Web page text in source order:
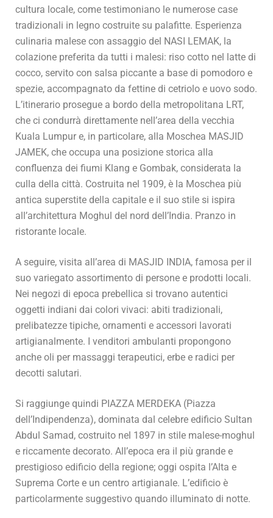
cultura locale, come testimoniano le numerose case
tradizionali in legno costruite su palafitte. Esperienza
culinaria malese con assaggio del NASI LEMAK, la
colazione preferita da tutti i malesi: riso cotto nel latte di
cocco, servito con salsa piccante a base di pomodoro e
spezie, accompagnato da fettine di cetriolo e uovo sodo.
L’itinerario prosegue a bordo della metropolitana LRT,
che ci condurrà direttamente nell’area della vecchia
Kuala Lumpur e, in particolare, alla Moschea MASJID
JAMEK, che occupa una posizione storica alla
confluenza dei fiumi Klang e Gombak, considerata la
culla della città. Costruita nel 1909, è la Moschea più
antica superstite della capitale e il suo stile si ispira
all’architettura Moghul del nord dell’India. Pranzo in
ristorante locale.
A seguire, visita all’area di MASJID INDIA, famosa per il
suo variegato assortimento di persone e prodotti locali.
Nei negozi di epoca prebellica si trovano autentici
oggetti indiani dai colori vivaci: abiti tradizionali,
prelibatezze tipiche, ornamenti e accessori lavorati
artigianalmente. I venditori ambulanti propongono
anche oli per massaggi terapeutici, erbe e radici per
decotti salutari.
Si raggiunge quindi PIAZZA MERDEKA (Piazza
dell’Indipendenza), dominata dal celebre edificio Sultan
Abdul Samad, costruito nel 1897 in stile malese-moghul
e riccamente decorato. All’epoca era il più grande e
prestigioso edificio della regione; oggi ospita l’Alta e
Suprema Corte e un centro artigianale. L’edificio è
particolarmente suggestivo quando illuminato di notte.